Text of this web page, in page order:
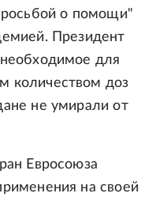
о помощи"
Президент
для
количеством доз
не умирали от
Евросоюза
на своей